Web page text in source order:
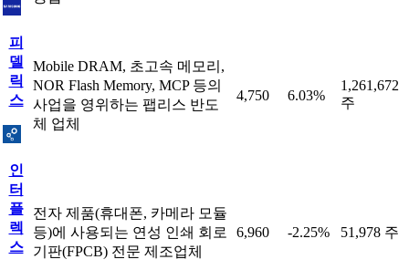
피
델
릭
스
Mobile DRAM, 초고속 메모리,
NOR Flash Memory, MCP 등의
사업을 영위하는 팹리스 반도
체 업체
4,750 6.03%
1,261,672
주
인
터
플
렉
스
전자 제품(휴대폰, 카메라 모듈
등)에 사용되는 연성 인쇄 회로
기판(FPCB) 전문 제조업체
6,960 -2.25% 51,978 주